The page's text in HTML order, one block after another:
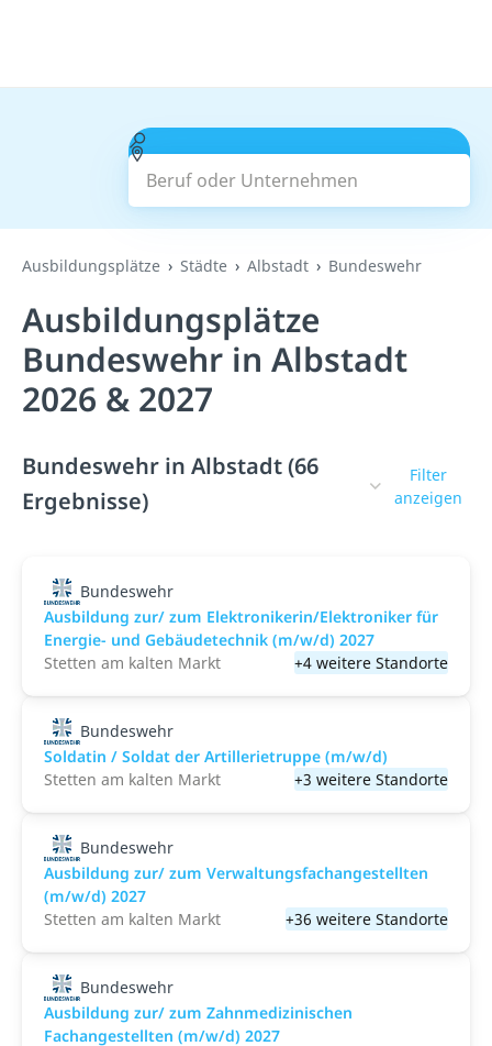
Beruf oder Unternehmen
Suchen
Ausbildungsplätze Städte Albstadt Bundeswehr
Ausbildungsplätze
Bundeswehr in Albstadt
2026 & 2027
Bundeswehr in Albstadt (66
Ergebnisse)
Filter
anzeigen
Bundeswehr
Ausbildung zur/ zum Elektronikerin/Elektroniker für
Energie- und Gebäudetechnik (m/w/d) 2027
Stetten am kalten Markt
+4 weitere Standorte
Bundeswehr
Soldatin / Soldat der Artillerietruppe (m/w/d)
Stetten am kalten Markt
+3 weitere Standorte
Bundeswehr
Ausbildung zur/ zum Verwaltungsfachangestellten
(m/w/d) 2027
Stetten am kalten Markt
+36 weitere Standorte
Bundeswehr
Ausbildung zur/ zum Zahnmedizinischen
Fachangestellten (m/w/d) 2027